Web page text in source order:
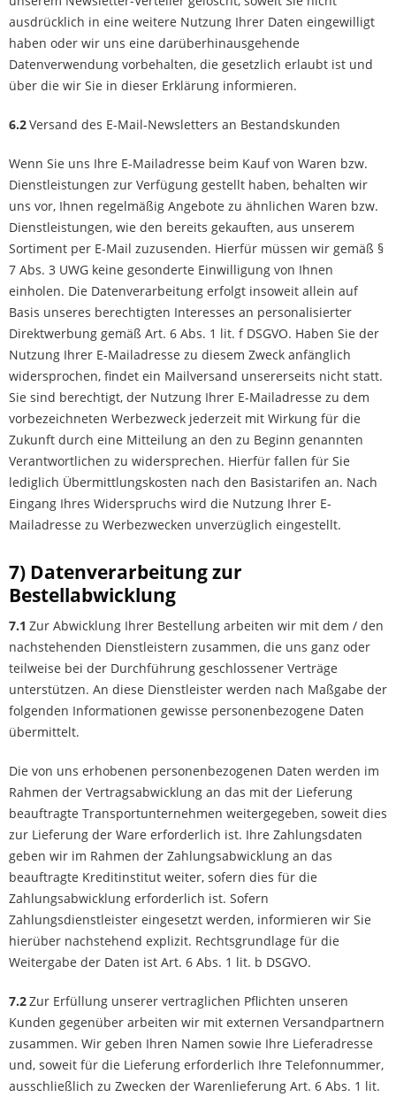
ausdrücklich in eine weitere Nutzung Ihrer Daten eingewilligt
haben oder wir uns eine darüberhinausgehende
Datenverwendung vorbehalten, die gesetzlich erlaubt ist und
über die wir Sie in dieser Erklärung informieren.
6.2Versand des E-Mail-Newsletters an Bestandskunden
Wenn Sie uns Ihre E-Mailadresse beim Kauf von Waren bzw.
Dienstleistungen zur Verfügung gestellt haben, behalten wir
uns vor, Ihnen regelmäßig Angebote zu ähnlichen Waren bzw.
Dienstleistungen, wie den bereits gekauften, aus unserem
Sortiment per E-Mail zuzusenden. Hierfür müssen wir gemäß §
7 Abs. 3 UWG keine gesonderte Einwilligung von Ihnen
einholen. Die Datenverarbeitung erfolgt insoweit allein auf
Basis unseres berechtigten Interesses an personalisierter
Direktwerbung gemäß Art. 6 Abs. 1 lit. f DSGVO. Haben Sie der
Nutzung Ihrer E-Mailadresse zu diesem Zweck anfänglich
widersprochen, findet ein Mailversand unsererseits nicht statt.
Sie sind berechtigt, der Nutzung Ihrer E-Mailadresse zu dem
vorbezeichneten Werbezweck jederzeit mit Wirkung für die
Zukunft durch eine Mitteilung an den zu Beginn genannten
Verantwortlichen zu widersprechen. Hierfür fallen für Sie
lediglich Übermittlungskosten nach den Basistarifen an. Nach
Eingang Ihres Widerspruchs wird die Nutzung Ihrer E-
Mailadresse zu Werbezwecken unverzüglich eingestellt.
7) Datenverarbeitung zur
Bestellabwicklung
7.1 Zur Abwicklung Ihrer Bestellung arbeiten wir mit dem / den
nachstehenden Dienstleistern zusammen, die uns ganz oder
teilweise bei der Durchführung geschlossener Verträge
unterstützen. An diese Dienstleister werden nach Maßgabe der
folgenden Informationen gewisse personenbezogene Daten
übermittelt.
Die von uns erhobenen personenbezogenen Daten werden im
Rahmen der Vertragsabwicklung an das mit der Lieferung
beauftragte Transportunternehmen weitergegeben, soweit dies
zur Lieferung der Ware erforderlich ist. Ihre Zahlungsdaten
geben wir im Rahmen der Zahlungsabwicklung an das
beauftragte Kreditinstitut weiter, sofern dies für die
Zahlungsabwicklung erforderlich ist. Sofern
Zahlungsdienstleister eingesetzt werden, informieren wir Sie
hierüber nachstehend explizit. Rechtsgrundlage für die
Weitergabe der Daten ist Art. 6 Abs. 1 lit. b DSGVO.
7.2Zur Erfüllung unserer vertraglichen Pflichten unseren
Kunden gegenüber arbeiten wir mit externen Versandpartnern
zusammen. Wir geben Ihren Namen sowie Ihre Lieferadresse
und, soweit für die Lieferung erforderlich Ihre Telefonnummer,
ausschließlich zu Zwecken der Warenlieferung Art. 6 Abs. 1 lit.